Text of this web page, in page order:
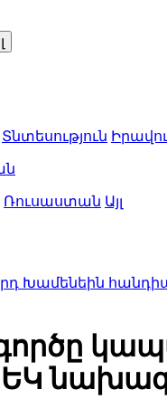
Տնտեսություն
Ռուսաստան Այլ
հանդիպել է